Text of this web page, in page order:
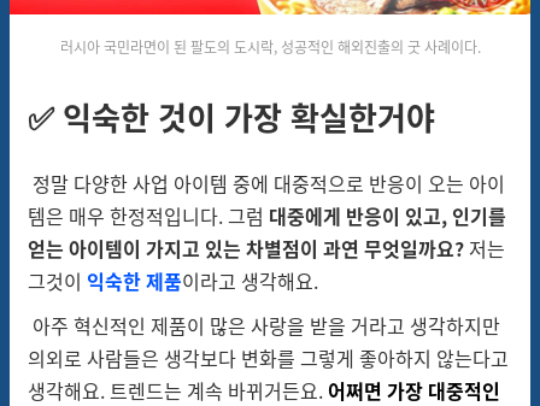
러시아 국민라면이 된 팔도의 도시락, 성공적인 해외진출의 굿 사례이다.
✅ 익숙한 것이 가장 확실한거야
정말 다양한사업 아이템 중에 대중적으로 반응이 오는 아이
템은 매우 한정적입니다.그럼 대중에게 반응이 있고, 인기를
얻는 아이템이 가지고 있는 차별점이 과연 무엇일까요?저는
그것이 익숙한 제품이라고 생각해요.
아주 혁신적인 제품이 많은 사랑을 받을 거라고 생각하지만
의외로 사람들은 생각보다 변화를 그렇게 좋아하지 않는다고
생각해요. 트렌드는 계속 바뀌거든요. 어쩌면 가장 대중적인